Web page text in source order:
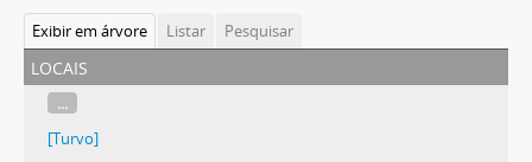
Exibir em árvore Listar Pesquisar
locais
...
[Turvo]